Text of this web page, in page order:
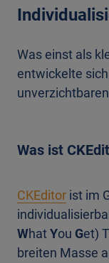
Was einst als
entwickelte
Was ist
CKEditor ist im
WhatYou Get)
breiten Masse